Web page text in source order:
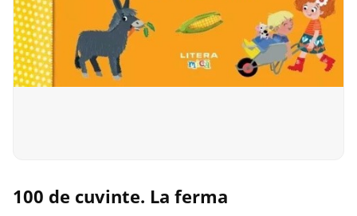
100 de cuvinte. La ferma